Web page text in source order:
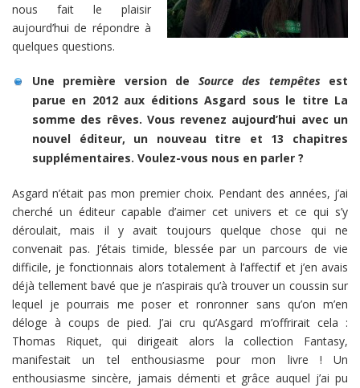
nous fait le plaisir
aujourd’hui de répondre à
quelques questions.
Une première version de Source des tempêtes est
parue en 2012 aux éditions Asgard sous le titre La
somme des rêves. Vous revenez aujourd’hui avec un
nouvel éditeur, un nouveau titre et 13 chapitres
supplémentaires. Voulez-vous nous en parler ?
Asgard n’était pas mon premier choix. Pendant des années, j’ai
cherché un éditeur capable d’aimer cet univers et ce qui s’y
déroulait, mais il y avait toujours quelque chose qui ne
convenait pas. J’étais timide, blessée par un parcours de vie
difficile, je fonctionnais alors totalement à l’affectif et j’en avais
déjà tellement bavé que je n’aspirais qu’à trouver un coussin sur
lequel je pourrais me poser et ronronner sans qu’on m’en
déloge à coups de pied. J’ai cru qu’Asgard m’offrirait cela :
Thomas Riquet, qui dirigeait alors la collection Fantasy,
manifestait un tel enthousiasme pour mon livre ! Un
enthousiasme sincère, jamais démenti et grâce auquel j’ai pu